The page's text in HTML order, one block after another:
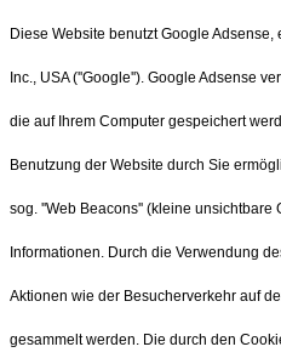
Diese Website benutzt Google
Inc., USA (''Google''). Google Adsense
die auf Ihrem Computer gespeichert
Benutzung der Website durch Sie
sog. ''Web Beacons'' (kleine unsichtbare
Informationen. Durch die Verwendung
Aktionen wie der Besucherverkehr auf
gesammelt werden. Die durch den